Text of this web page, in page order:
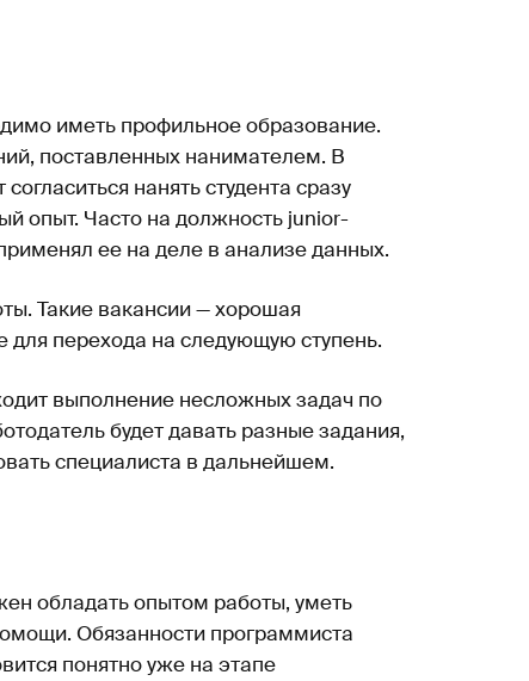
иметь профильное образование.
поставленных нанимателем. В
нанять студента сразу
опыт. Часто на должность junior-
ее на деле в анализе данных.
Такие вакансии — хорошая
перехода на следующую ступень.
выполнение несложных задач по
будет давать разные задания,
специалиста в дальнейшем.
обладать опытом работы, уметь
Обязанности программиста
понятно уже на этапе